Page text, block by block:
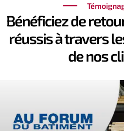
Bénéficiez de
réussis à travers
de nos